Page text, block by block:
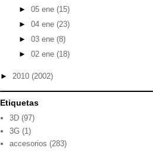
►05 ene(15)
►04 ene(23)
►03 ene(8)
►02 ene(18)
► 2010 (2002)
Etiquetas
3D (97)
3G (1)
accesorios (283)